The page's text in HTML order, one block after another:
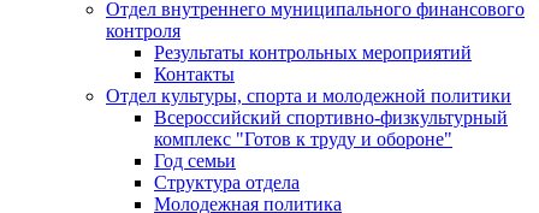
Отдел внутреннего муниципального финансового
контроля
Результаты контрольных мероприятий
Контакты
Отдел культуры, спорта и молодежной политики
Всероссийский спортивно-физкультурный
комплекс "Готов к труду и обороне"
Год семьи
Структура отдела
Молодежная политика